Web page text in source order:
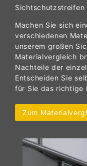
Sichtschutzstreifen
Machen Sie sich
verschiedenen
unserem großen
Materialvergleich
Nachteile der
Entscheiden Sie
für Sie das richtige
Zum